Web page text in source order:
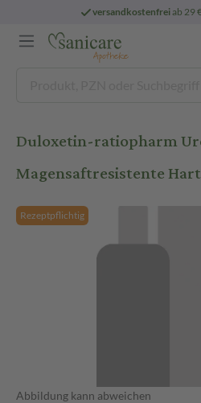
versandkostenfreiab 29
Duloxetin-ratiopharm
Magensaftresistente
Rezeptpflichtig
Abbildung kann abweichen